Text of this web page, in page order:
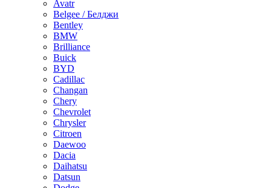
Avatr
Belgee / Белджи
Bentley
BMW
Brilliance
Buick
BYD
Cadillac
Changan
Chery
Chevrolet
Chrysler
Citroen
Daewoo
Dacia
Daihatsu
Datsun